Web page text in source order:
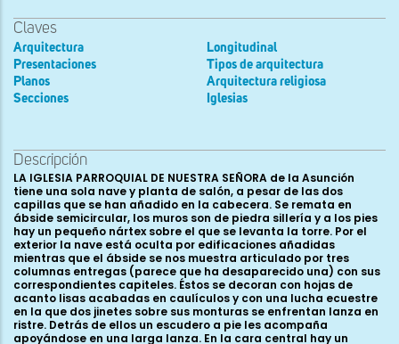
Claves
Arquitectura
Presentaciones
Planos
Secciones
Longitudinal
Tipos de arquitectura
Arquitectura religiosa
Iglesias
Descripción
LA IGLESIA PARROQUIAL DE NUESTRA SEÑORA de la Asunción
tiene una sola nave y planta de salón, a pesar de las dos
capillas que se han añadido en la cabecera. Se remata en
ábside semicircular, los muros son de piedra sillería y a los pies
hay un pequeño nártex sobre el que se levanta la torre. Por el
exterior la nave está oculta por edificaciones añadidas
mientras que el ábside se nos muestra articulado por tres
columnas entregas (parece que ha desaparecido una) con sus
correspondientes capiteles. Éstos se decoran con hojas de
acanto lisas acabadas en caulículos y con una lucha ecuestre
en la que dos jinetes sobre sus monturas se enfrentan lanza en
ristre. Detrás de ellos un escudero a pie les acompaña
apoyándose en una larga lanza. En la cara central hay un